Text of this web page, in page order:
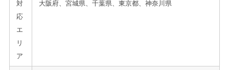
対
応
エ
リ
ア
大阪府、宮城県、千葉県、東京都、神奈川県